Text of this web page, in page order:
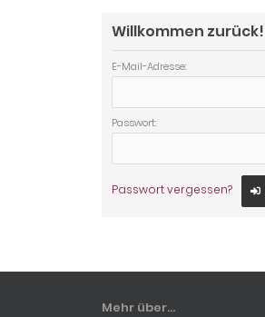
Willkommen zurück!
E-Mail-Adresse:
Passwort:
Passwort vergessen?
Mehr über...